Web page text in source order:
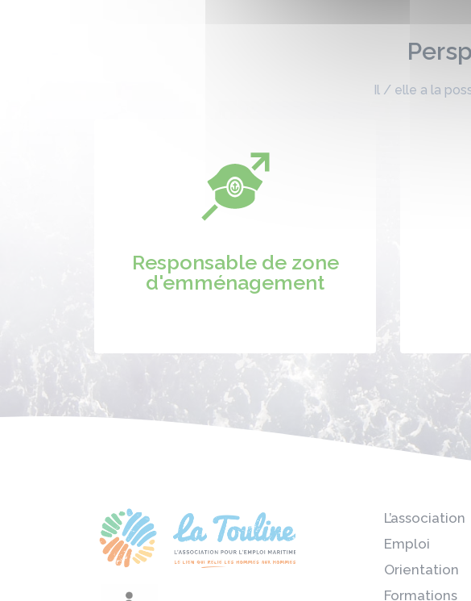
Il / elle a la
Responsable de zone
d'emménagement
L’association
Emploi
Orientation
Formations